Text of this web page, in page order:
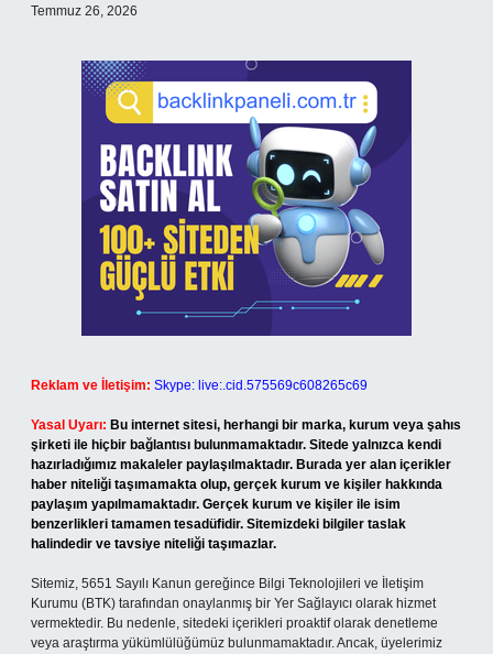
Temmuz 26, 2026
Reklam ve İletişim: Skype: live:.cid.575569c608265c69
Yasal Uyarı: Bu internet sitesi, herhangi bir marka, kurum veya şahıs
şirketi ile hiçbir bağlantısı bulunmamaktadır. Sitede yalnızca kendi
hazırladığımız makaleler paylaşılmaktadır. Burada yer alan içerikler
haber niteliği taşımamakta olup, gerçek kurum ve kişiler hakkında
paylaşım yapılmamaktadır. Gerçek kurum ve kişiler ile isim
benzerlikleri tamamen tesadüfidir. Sitemizdeki bilgiler taslak
halindedir ve tavsiye niteliği taşımazlar.
Sitemiz, 5651 Sayılı Kanun gereğince Bilgi Teknolojileri ve İletişim
Kurumu (BTK) tarafından onaylanmış bir Yer Sağlayıcı olarak hizmet
vermektedir. Bu nedenle, sitedeki içerikleri proaktif olarak denetleme
veya araştırma yükümlülüğümüz bulunmamaktadır. Ancak, üyelerimiz